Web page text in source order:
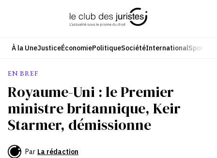
À la UneJusticeÉconomiePolitiqueSociétéInternationalSport
EN BREF
Royaume-Uni : le Premier
ministre britannique, Keir
Starmer, démissionne
Par La rédaction